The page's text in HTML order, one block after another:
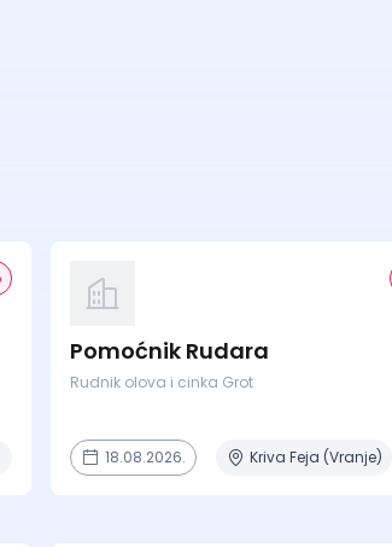
Pomoćnik Rudara
Rudnik olova i cinka Grot
18.08.2026. Kriva Feja (Vranje)